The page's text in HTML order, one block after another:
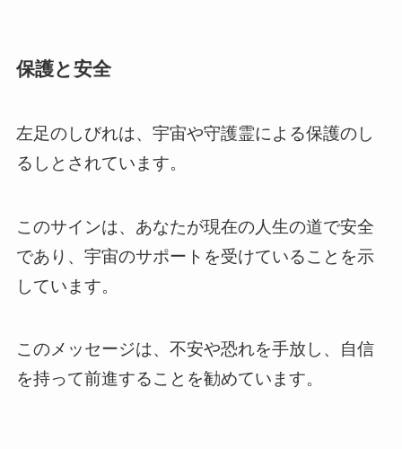
保護と安全
左足のしびれは、宇宙や守護霊による保護のし
るしとされています。
このサインは、あなたが現在の人生の道で安全
であり、宇宙のサポートを受けていることを示
しています。
このメッセージは、不安や恐れを手放し、自信
を持って前進することを勧めています。